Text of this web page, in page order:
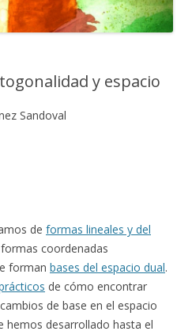
y espacio
Sandoval
de formas lineales y del
coordenadas
forman bases del espacio dual.
de cómo encontrar
de base en el espacio
hemos desarrollado hasta el